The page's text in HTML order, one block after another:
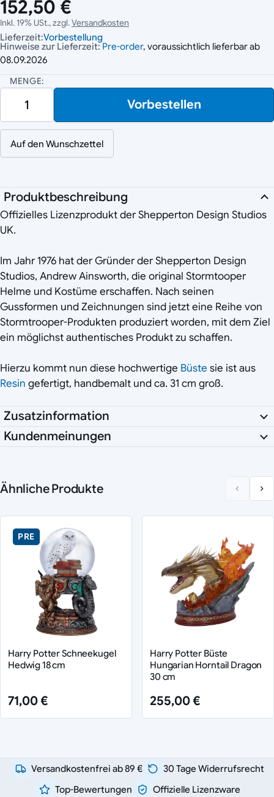
152,50 €
Inkl. 19% USt., zzgl.Versandkosten
Lieferzeit:Vorbestellung
Hinweise zur Lieferzeit: Pre-order, voraussichtlich lieferbar ab
08.09.2026
MENGE:
Vorbestellen
Auf den Wunschzettel
Produktbeschreibung
Offizielles Lizenzprodukt der Shepperton Design Studios
UK.
Im Jahr 1976 hat der Gründer der Shepperton Design
Studios, Andrew Ainsworth, die original Stormtooper
Helme und Kostüme erschaffen. Nach seinen
Gussformen und Zeichnungen sind jetzt eine Reihe von
Stormtrooper-Produkten produziert worden, mit dem Ziel
ein möglichst authentisches Produkt zu schaffen.
Hierzu kommt nun diese hochwertige Büste sie ist aus
Resin gefertigt, handbemalt und ca. 31 cm groß.
Zusatzinformation
Kundenmeinungen
Ähnliche Produkte
PRE
Harry Potter Schneekugel
Hedwig 18 cm
71,00 €
Harry Potter Büste
Hungarian Horntail Dragon
30 cm
255,00 €
Versandkostenfrei ab 89 €
30 Tage Widerrufsrecht
Top-Bewertungen
Offizielle Lizenzware